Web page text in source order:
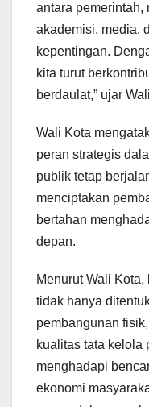
antara pemerintah,
akademisi, media,
kepentingan.
kita turut
berdaulat,” ujar
Wali Kota
peran strategis
publik tetap
menciptakan
bertahan
depan.
Menurut Wali
tidak hanya
pembangunan
kualitas tata kelola
menghadapi
ekonomi